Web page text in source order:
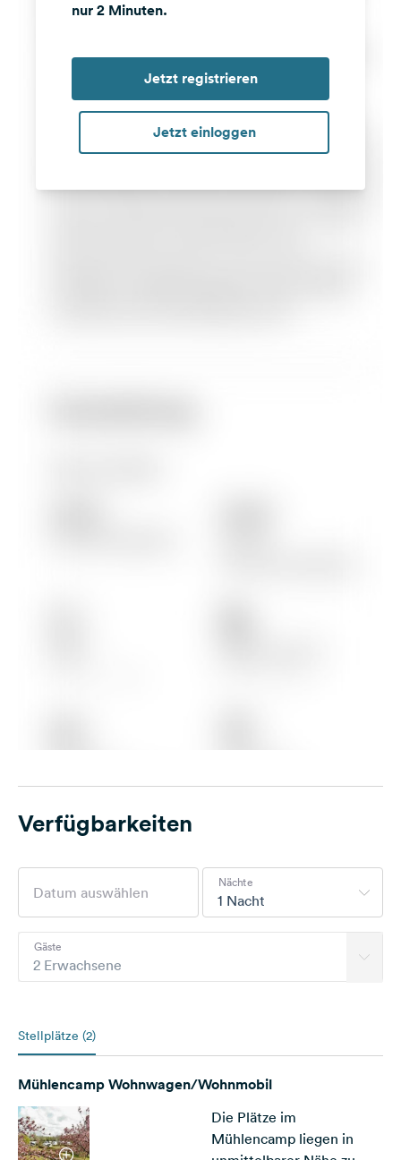
nur 2 Minuten.
Jetzt registrieren
Jetzt einloggen
Verfügbarkeiten
1 Nacht
Nächte
2 Erwachsene
Gäste
Stellplätze (2)
Mühlencamp Wohnwagen/Wohnmobil
Die Plätze im
Mühlencamp liegen in